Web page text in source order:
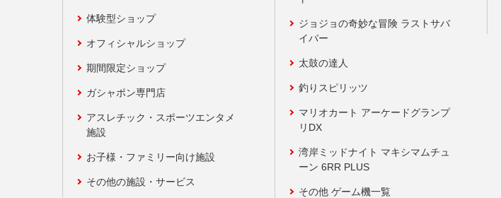
体験型ショップ
オフィシャルショップ
期間限定ショップ
ガシャポン専門店
アスレチック・スポーツエンタメ
施設
お子様・ファミリー向け施設
その他の施設・サービス
ジョジョの奇妙な冒険 ラストサバ
イバー
太鼓の達人
釣りスピリッツ
マリオカート アーケードグランプ
リDX
湾岸ミッドナイト マキシマムチュ
ーン 6RR PLUS
その他 ゲーム機一覧